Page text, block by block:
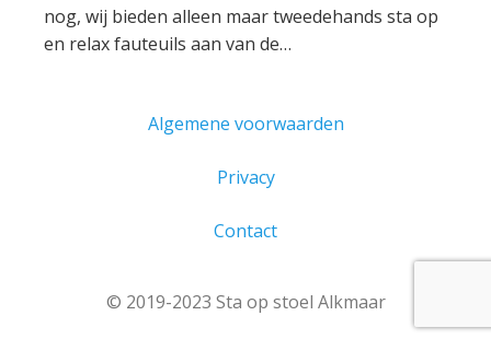
nog, wij bieden alleen maar tweedehands sta op
en relax fauteuils aan van de…
Algemene voorwaarden
Privacy
Contact
© 2019-2023 Sta op stoel Alkmaar